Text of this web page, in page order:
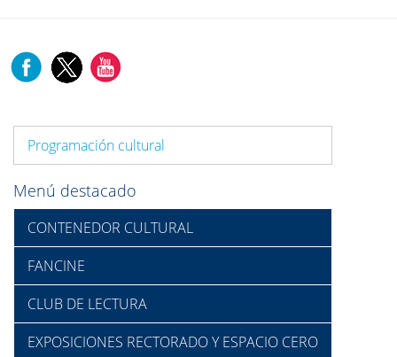
Programación cultural
Menú destacado
CONTENEDOR CULTURAL
FANCINE
CLUB DE LECTURA
EXPOSICIONES RECTORADO Y ESPACIO CERO